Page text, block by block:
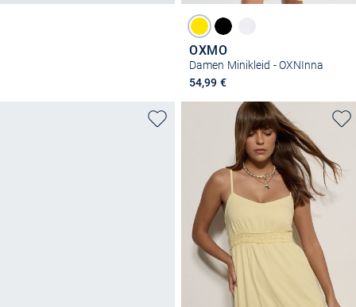
OXMO
Damen Minikleid - OXNInna
54,99 €